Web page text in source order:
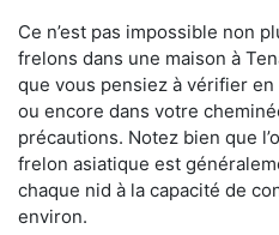
Ce n’est pas impossible non
frelons dans une maison à
que vous pensiez à vérifier
ou encore dans votre
précautions. Notez bien que
frelon asiatique est
chaque nid à la capacité de
environ.